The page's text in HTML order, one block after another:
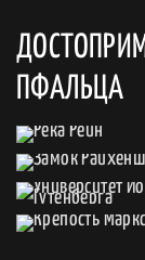
ПФАЛЬЦА